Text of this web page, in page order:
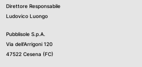
Direttore Responsabile
Ludovico Luongo
Pubblisole S.p.A.
Via dell’Arrigoni 120
47522 Cesena (FC)